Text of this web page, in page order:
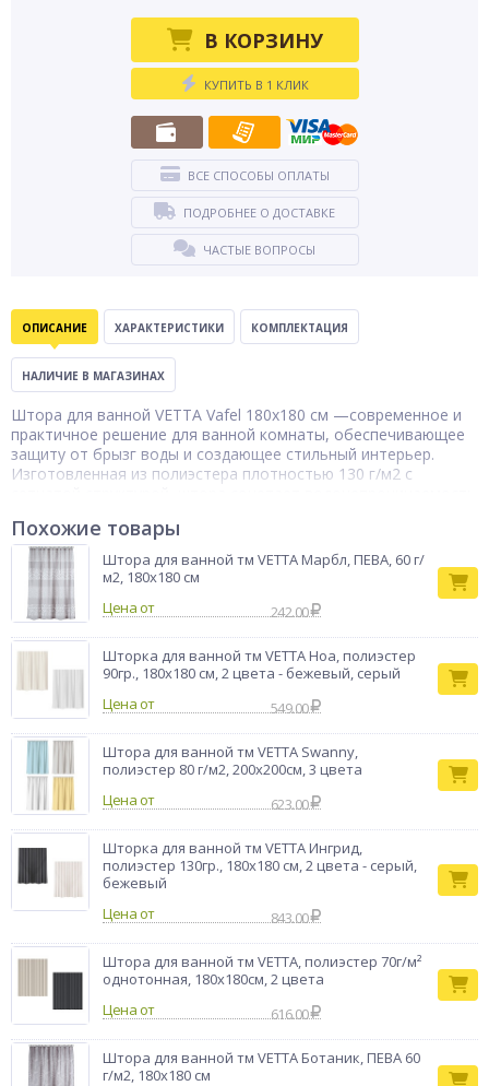
В КОРЗИНУ
КУПИТЬ В 1 КЛИК
ВСЕ СПОСОБЫ ОПЛАТЫ
ПОДРОБНЕЕ О ДОСТАВКЕ
ЧАСТЫЕ ВОПРОСЫ
ОПИСАНИЕ ХАРАКТЕРИСТИКИ КОМПЛЕКТАЦИЯ
НАЛИЧИЕ В МАГАЗИНАХ
Штора для ванной VETTA Vafel 180х180 см —современное и
практичное решение для ванной комнаты, обеспечивающее
защиту от брызг воды и создающее стильный интерьер.
Изготовленная из полиэстера плотностью 130 г/м2 с
В комплект входят 12 пластиковых колец для удобного и
надёжного крепления. В ассортименте.
Тип товара
Шторка для
Бренд
VETTA
Похожие товары
Штора для ванной тм VETTA Марбл, ПЕВА, 60 г/
м2, 180х180 см
Цена от
242.00
Шторка для ванной тм VETTA Ноа, полиэстер
90гр., 180x180 см, 2 цвета - бежевый, серый
Цена от
549.00
Штора для ванной тм VETTA Swanny,
полиэстер 80 г/м2, 200x200см, 3 цвета
Цена от
623.00
Шторка для ванной тм VETTA Ингрид,
полиэстер 130гр., 180x180 см, 2 цвета - серый,
бежевый
Цена от
843.00
Штора для ванной тм VETTA, полиэстер 70г/м²
однотонная, 180х180см, 2 цвета
Цена от
616.00
Штора для ванной тм VETTA Ботаник, ПЕВА 60
г/м2, 180х180 см